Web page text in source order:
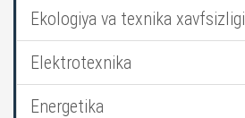
Ekologiya va texnika xavfsizligi
Elektrotexnika
Energetika